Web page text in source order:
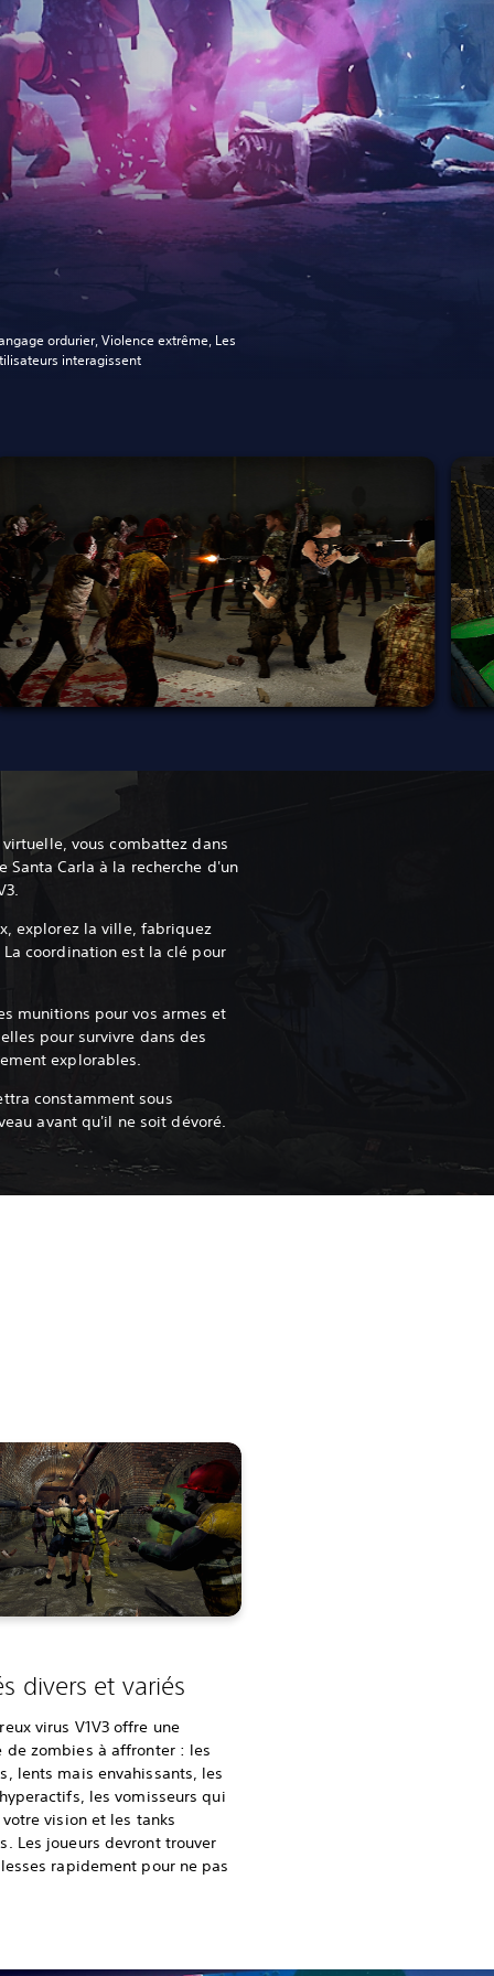
ordurier, Violence extrême, Les
interagissent
vous combattez dans
Carla à la recherche d'un
explorez la ville, fabriquez
coordination est la clé pour
munitions pour vos armes et
pour survivre dans des
explorables.
constamment sous
avant qu'il ne soit dévoré.
divers et variés
virus V1V3 offre une
de zombies à affronter : les
lents mais envahissants, les
les vomisseurs qui
vision et les tanks
Les joueurs devront trouver
rapidement pour ne pas